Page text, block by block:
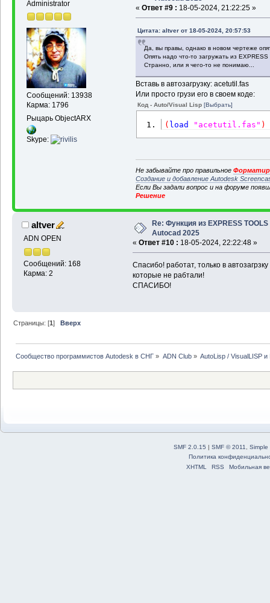
Administrator
Сообщений: 13938
Карма: 1796
Рыцарь ObjectARX
Skype:
« Ответ #9 : 18-05-2024, 21:22:25 »
Цитата: altver от 18-05-2024, 20:57:53
Да, вы правы, однако в новом чертеже
Опять надо что-то загружать из EXPRESS
Странно, или я чего-то не понимаю...
Вставь в автозагрузку: acetutil.fas
Или просто грузи его в своем коде:
Код - Auto/Visual Lisp [Выбрать]
( load "acetutil.fas" )
Не забывайте про правильное
Создание и добавление Autodesk
Если Вы задали вопрос и на форуме
Решение
altver
ADN OPEN
Сообщений: 168
Карма: 2
Re: Функция из EXPRESS TOOLS
Autocad 2025
« Ответ #10 : 18-05-2024, 22:22:48 »
Спасибо! работат, только в
которые не рабтали!
СПАСИБО!
Страницы: [1]Вверх
Сообщество программистов Autodesk в СНГ » ADN Club» AutoLisp / VisualLISP и
SMF 2.0.15 | SMF © 2011
Simple
Политика
XHTML
RSS Мобильная